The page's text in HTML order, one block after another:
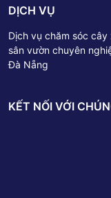
DỊCH VỤ
Dịch vụ chăm sóc cây
sân vườn chuyên
Đà Nẵng
KẾT NỐI VỚI